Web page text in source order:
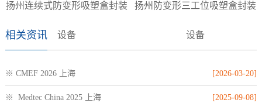
扬州连续式防变形吸塑盒封装
设备
扬州防变形三工位吸塑盒封装
设备
相关资讯
※ CMEF 2026 上海 [2026-03-20]
※ Medtec China 2025 上海 [2025-09-08]